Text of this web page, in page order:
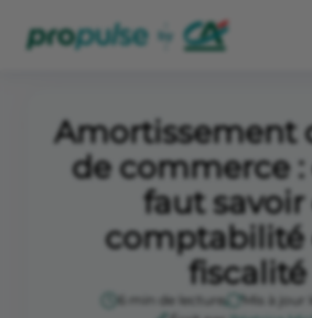
Amortissement
de commerce :
faut savoir
comptabilité
fiscalité
6 min de lecture
Mis à jour